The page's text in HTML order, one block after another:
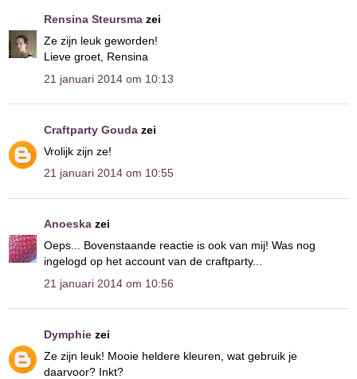
Rensina Steursma zei
Ze zijn leuk geworden!
Lieve groet, Rensina
21 januari 2014 om 10:13
Craftparty Gouda zei
Vrolijk zijn ze!
21 januari 2014 om 10:55
Anoeska zei
Oeps... Bovenstaande reactie is ook van mij! Was nog
ingelogd op het account van de craftparty...
21 januari 2014 om 10:56
Dymphie zei
Ze zijn leuk! Mooie heldere kleuren, wat gebruik je
daarvoor? Inkt?